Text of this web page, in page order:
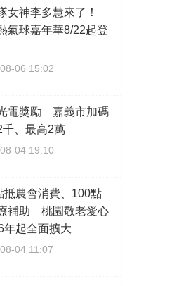
女神李多慧來了！
氣球嘉年華8/22起登
06 15:02
電獎勵 嘉義市加碼
千、最高2萬
04 19:10
抵農會消費、100點
補助 桃園敬老愛心
年起全面擴大
04 11:07